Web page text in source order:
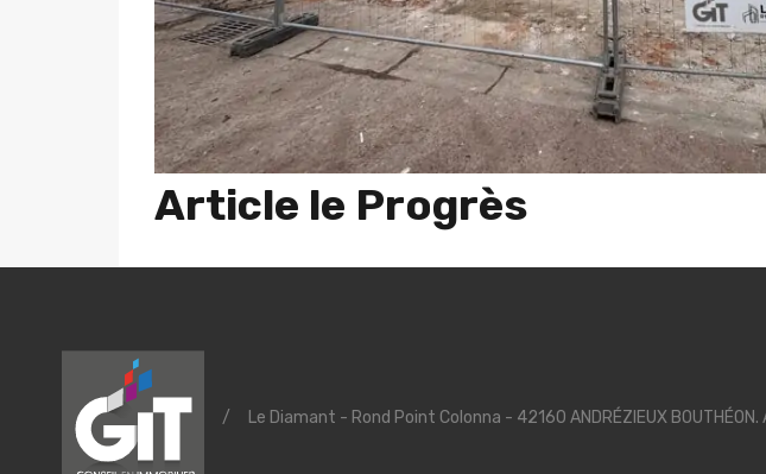
Article le Progrès
/ Le Diamant - Rond Point Colonna - 42160 ANDRÉZIEUX